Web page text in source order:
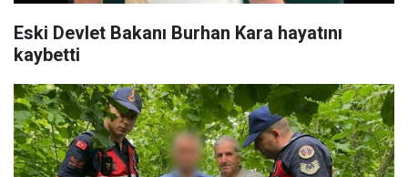
Eski Devlet Bakanı Burhan Kara hayatını
kaybetti